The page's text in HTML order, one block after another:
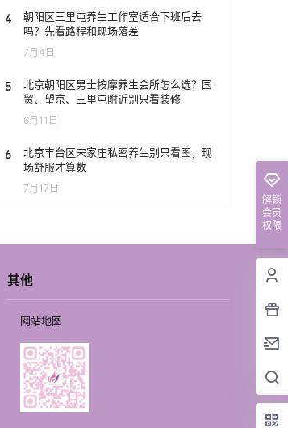
4
朝阳区三里屯养生工作室适合下班后去
吗？先看路程和现场落差
7月4日
5
北京朝阳区男士按摩养生会所怎么选？国
贸、望京、三里屯附近别只看装修
6月11日
6
北京丰台区宋家庄私密养生别只看图，现
场舒服才算数
7月17日
解锁
会员
权限
其他
网站地图